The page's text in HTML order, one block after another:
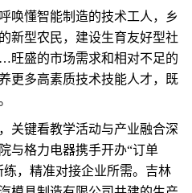
懂智能制造的技术工人，乡
新型农民，建设生育友好型社
盛的市场需求和相对不足的
更多高素质技术技能人才，既
键看教学活动与产业融合深
与格力电器携手开办“订单
，精准对接企业所需。吉林